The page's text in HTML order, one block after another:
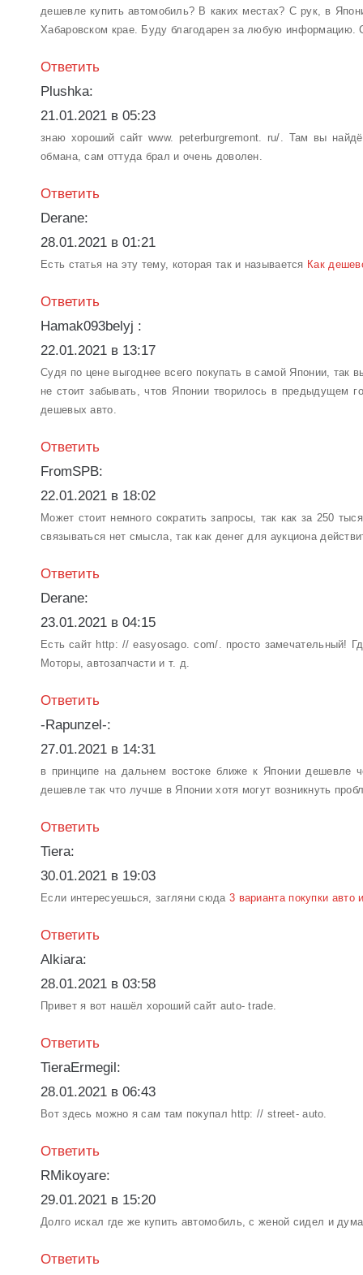
дешевле купить автомобиль? В каких местах? С рук, в
Хабаровском крае. Буду благодарен за любую информацию.
Ответить
Plushka:
21.01.2021 в 05:23
знаю хороший сайт www. peterburgremont. ru/. Там вы
обмана, сам оттуда брал и очень доволен.
Ответить
Derane:
28.01.2021 в 01:21
Есть статья на эту тему, которая так и называется Как
Ответить
Hamak093belyj :
22.01.2021 в 13:17
Судя по цене выгоднее всего покупать в самой Японии,
не стоит забывать, чтов Японии творилось в предыдущем
дешевых авто.
Ответить
FromSPB:
22.01.2021 в 18:02
Может стоит немного сократить запросы, так как за 250
связываться нет смысла, так как денег для аукциона
Ответить
Derane:
23.01.2021 в 04:15
Есть сайт http: // easyosago. com/. просто замечательный!
Моторы, автозапчасти и т. д.
Ответить
-Rapunzel-:
27.01.2021 в 14:31
в принципе на дальнем востоке ближе к Японии
дешевле так что лучше в Японии хотя могут возникнуть
Ответить
Tiera:
30.01.2021 в 19:03
Если интересуешься, загляни сюда 3 варианта покупки авто
Ответить
Alkiara:
28.01.2021 в 03:58
Привет я вот нашёл хороший сайт auto- trade.
Ответить
TieraErmegil:
28.01.2021 в 06:43
Вот здесь можно я сам там покупал http: // street- auto.
Ответить
RMikoyare:
29.01.2021 в 15:20
Долго искал где же купить автомобиль, с женой сидел и
Ответить